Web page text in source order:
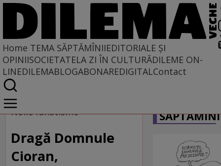
Home TEMA SĂPTĂMÎNIIEDITORIALE ȘI
OPINIISOCIETATELA ZI ÎN CULTURĂDILEME ON-
LINEDILEMABLOGABONAREDIGITALContact
Home
Tema săptămînii
Noile fanatisme
Dragă Domnule
Cioran,